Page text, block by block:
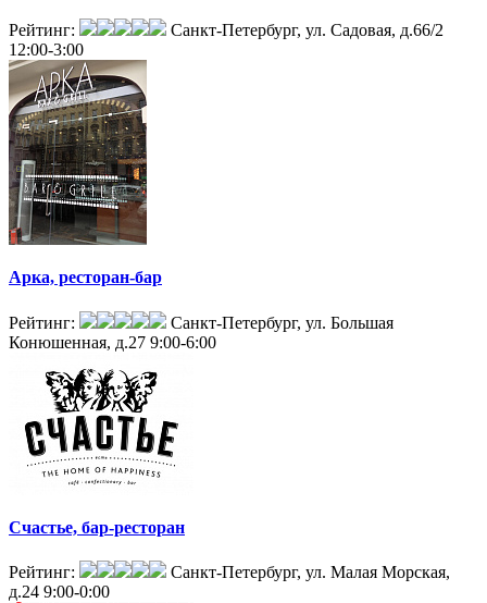
Рейтинг:
Санкт-Петербург, ул. Садовая, д.66/2
12:00-3:00
Арка, ресторан-бар
Рейтинг:
Санкт-Петербург, ул. Большая
Конюшенная, д.27 9:00-6:00
Счастье, бар-ресторан
Рейтинг:
Санкт-Петербург, ул. Малая Морская,
д.24 9:00-0:00